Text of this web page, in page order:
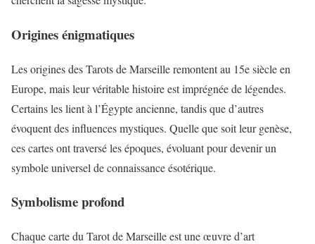
Origines énigmatiques
Les origines des Tarots de Marseille remontent au 15e siècle en
Europe, mais leur véritable histoire est imprégnée de légendes.
Certains les lient à l’Égypte ancienne, tandis que d’autres
évoquent des influences mystiques. Quelle que soit leur genèse,
ces cartes ont traversé les époques, évoluant pour devenir un
symbole universel de connaissance ésotérique.
Symbolisme profond
Chaque carte du Tarot de Marseille est une œuvre d’art